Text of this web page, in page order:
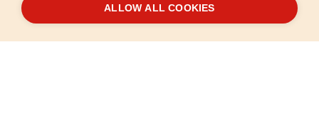
VytvořiloFEO
ALLOW ALL COOKIES